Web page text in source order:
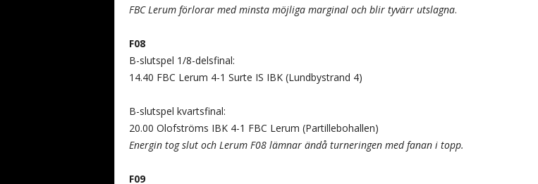
FBC Lerum förlorar med minsta möjliga marginal och blir tyvärr utslagna.
F08
B-slutspel 1/8-delsfinal:
14.40 FBC Lerum 4-1 Surte IS IBK (Lundbystrand 4)
B-slutspel kvartsfinal:
20.00 Olofströms IBK 4-1 FBC Lerum (Partillebohallen)
Energin tog slut och Lerum F08 lämnar ändå turneringen med fanan i topp.
F09